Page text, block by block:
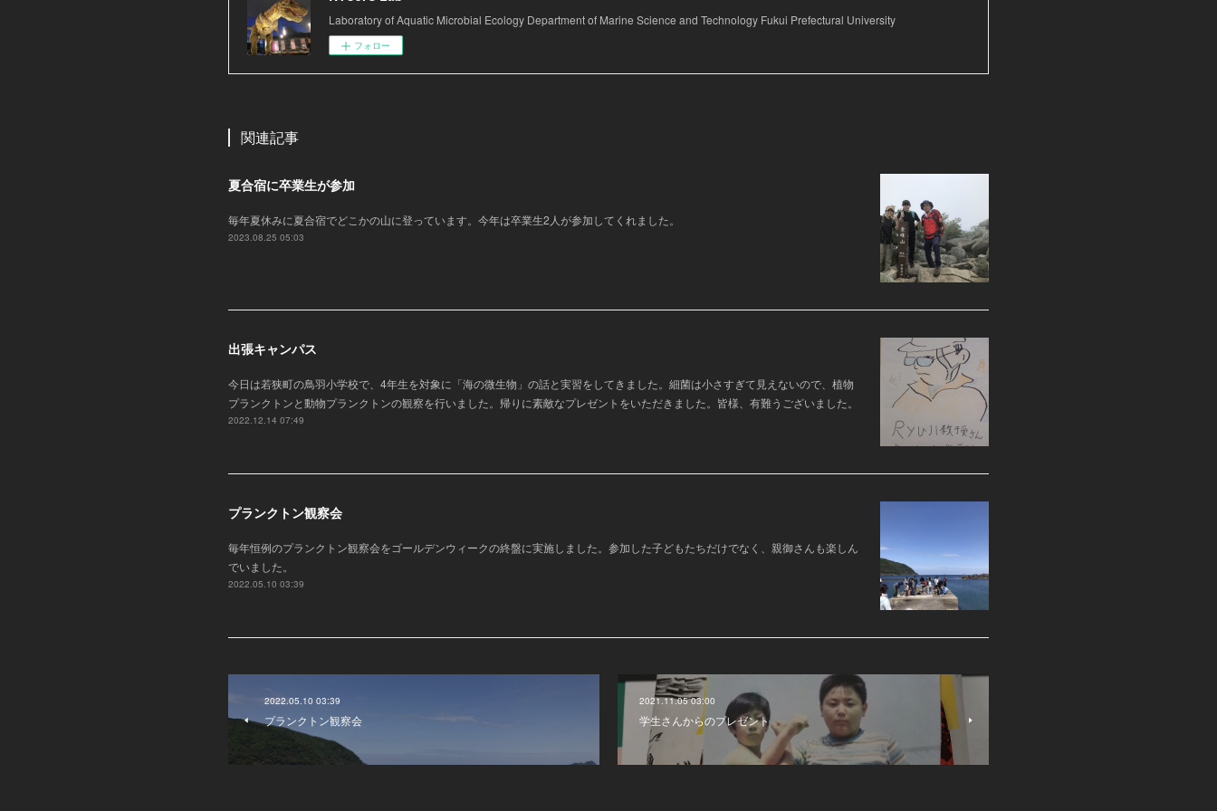
Laboratory of Aquatic Microbial Ecology Department of Marine Science and Technology Fukui Prefectural University
フォロー
関連記事
夏合宿に卒業生が参加
毎年夏休みに夏合宿でどこかの山に登っています。今年は卒業生2人が参加してくれました。
2023.08.25 05:03
出張キャンパス
今日は若狭町の鳥羽小学校で、4年生を対象に「海の微生物」の話と実習をしてきました。細菌は小さすぎて見えないので、植物
プランクトンと動物プランクトンの観察を行いました。帰りに素敵なプレゼントをいただきました。皆様、有難うございました。
2022.12.14 07:49
プランクトン観察会
毎年恒例のプランクトン観察会をゴールデンウィークの終盤に実施しました。参加した子どもたちだけでなく、親御さんも楽しん
でいました。
2022.05.10 03:39
2022.05.10 03:39
プランクトン観察会
2021.11.05 03:00
学生さんからのプレゼント